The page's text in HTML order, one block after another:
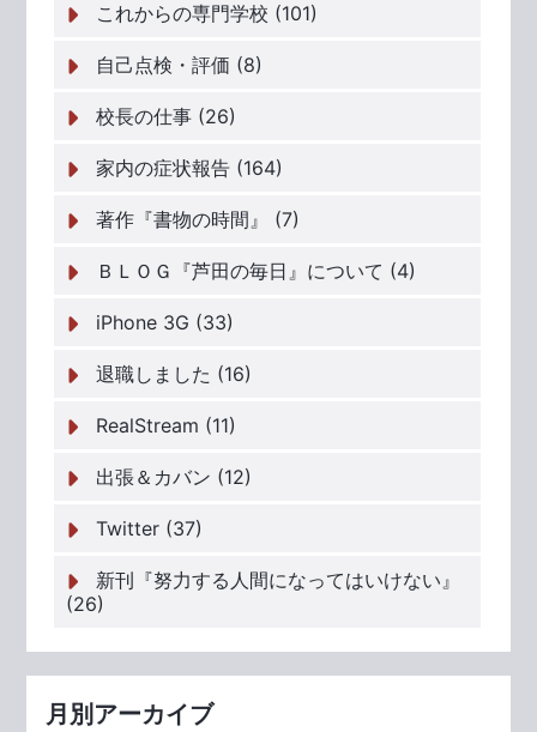
これからの専門学校 (101)
自己点検・評価 (8)
校長の仕事 (26)
家内の症状報告 (164)
著作『書物の時間』 (7)
ＢＬＯＧ『芦田の毎日』について (4)
iPhone 3G (33)
退職しました (16)
RealStream (11)
出張＆カバン (12)
Twitter (37)
新刊『努力する人間になってはいけない』
(26)
月別アーカイブ